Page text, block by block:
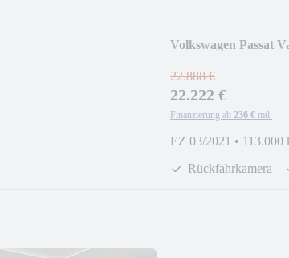
Volkswagen Passat
22.888 €
22.222 €
Finanzierung ab 236 € mtl.
EZ 03/2021 • 113.000
Rückfahrkamera